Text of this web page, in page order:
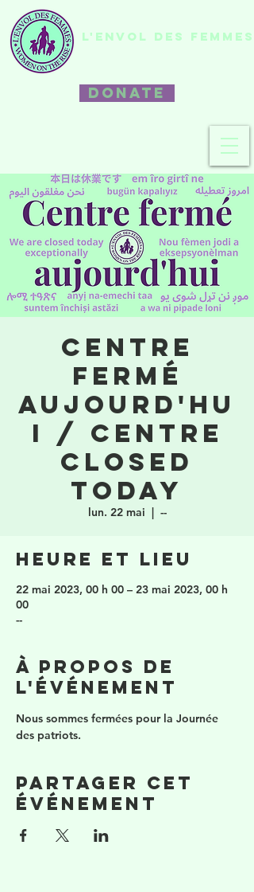
L'ENVOL DES FEMMES
DONATE
Centre
fermé
aujourd'hu
i / Centre
closed
today
lun. 22 mai
  |
--
Heure et lieu
22 mai 2023, 00 h 00 – 23 mai 2023, 00 h
00
--
À propos de
l'événement
Nous sommes fermées pour la Journée
des patriots.
Partager cet
événement